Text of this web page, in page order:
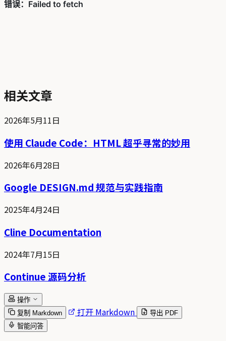
相关文章
2026年5月11日
使用 Claude Code：HTML 超乎寻常的妙用
2026年6月28日
Google DESIGN.md 规范与实践指南
2025年4月24日
Cline Documentation
2024年7月15日
Continue 源码分析
操作
复制 Markdown
打开 Markdown
导出 PDF
智能问答